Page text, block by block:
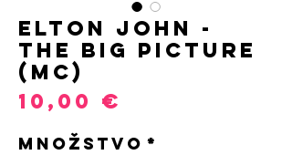
Elton John -
The Big Picture
(MC)
10,00 €
Množstvo *